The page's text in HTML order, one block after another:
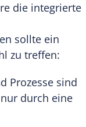
die integrierte
sollte ein
zu treffen:
Prozesse sind
durch eine